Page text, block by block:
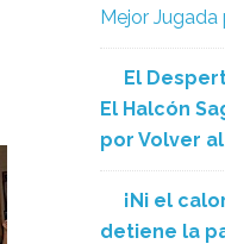
Mejor Jugada
El
El Halcón
por Volver
¡Ni el
detiene la